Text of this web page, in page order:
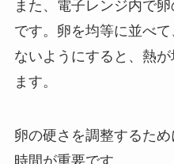
また、電子レンジ内で
です。卵を均等に並べ
ないようにすると、熱
ます。
卵の硬さを調整するた
時間が重要です。